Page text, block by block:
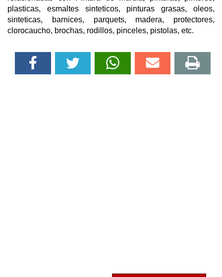
plasticas, esmaltes sinteticos, pinturas grasas, oleos,
sinteticas, barnices, parquets, madera, protectores,
clorocaucho, brochas, rodillos, pinceles, pistolas, etc.